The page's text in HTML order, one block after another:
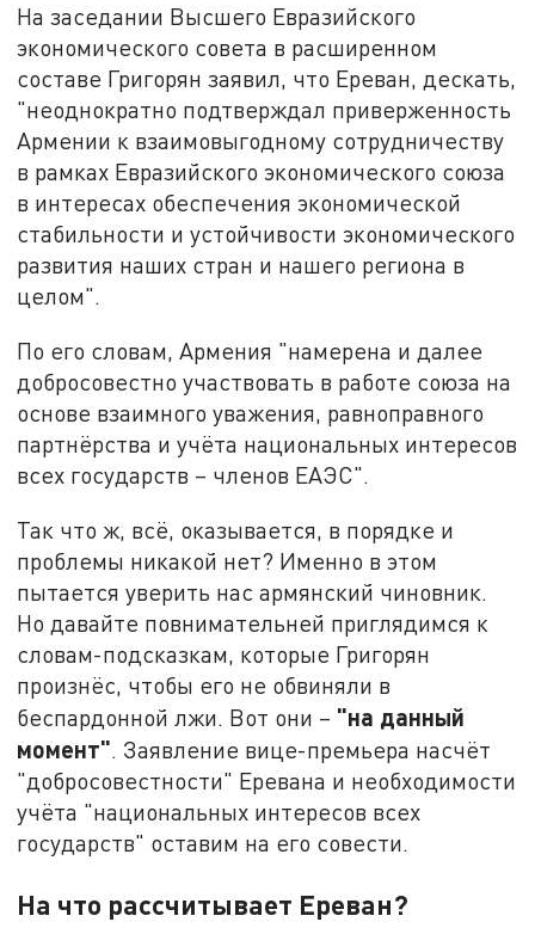
На заседании Высшего Евразийского
экономического совета в расширенном
составе Григорян заявил, что Ереван, дескать,
"неоднократно подтверждал приверженность
Армении к взаимовыгодному сотрудничеству
в рамках Евразийского экономического союза
в интересах обеспечения экономической
стабильности и устойчивости экономического
развития наших стран и нашего региона в
целом".
По его словам, Армения "намерена и далее
добросовестно участвовать в работе союза на
основе взаимного уважения, равноправного
партнёрства и учёта национальных интересов
всех государств – членов ЕАЭС".
Так что ж, всё, оказывается, в порядке и
проблемы никакой нет? Именно в этом
пытается уверить нас армянский чиновник.
Но давайте повнимательней приглядимся к
словам-подсказкам, которые Григорян
произнёс, чтобы его не обвиняли в
беспардонной лжи. Вот они – "на данный
момент". Заявление вице-премьера насчёт
"добросовестности" Еревана и необходимости
учёта "национальных интересов всех
государств" оставим на его совести.
На что рассчитывает Ереван?